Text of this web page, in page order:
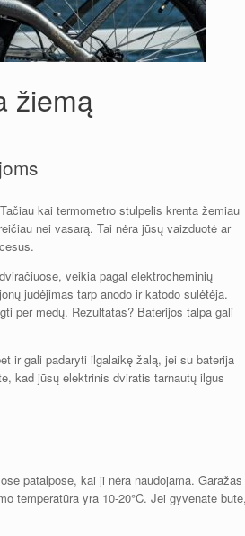
žiemą
kai termometro stulpelis krenta žemiau
nei vasarą. Tai nėra jūsų vaizduotė ar
veikia pagal elektrocheminių
judėjimas tarp anodo ir katodo sulėtėja.
per medų. Rezultatas? Baterijos talpa gali
ir gali padaryti ilgalaikę žalą, jei su baterija
kad jūsų elektrinis dviratis tarnautų ilgus
patalpose, kai ji nėra naudojama. Garažas
temperatūra yra 10-20°C. Jei gyvenate